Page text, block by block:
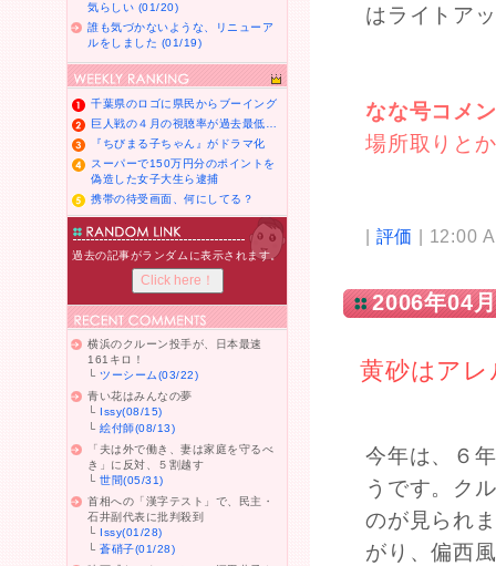
はライトア
なな号コ
場所取りと
| 評価 | 12:00
2006年04
黄砂はア
今年は、６
うです。ク
のが見られ
がり、偏西
気らしい (01/20)
誰も気づかないような、リニューア
ルをしました (01/19)
千葉県のロゴに県民からブーイング
巨人戦の４月の視聴率が過去最低…
『ちびまる子ちゃん』がドラマ化
スーパーで150万円分のポイントを
偽造した女子大生ら逮捕
携帯の待受画面、何にしてる？
過去の記事がランダムに表示されます。
横浜のクルーン投手が、日本最速
161キロ！
└ツーシーム(03/22)
青い花はみんなの夢
└ Issy(08/15)
└絵付師(08/13)
「夫は外で働き、妻は家庭を守るべ
き」に反対、５割越す
└世間(05/31)
首相への「漢字テスト」で、民主・
石井副代表に批判殺到
└ Issy(01/28)
└蒼硝子(01/28)